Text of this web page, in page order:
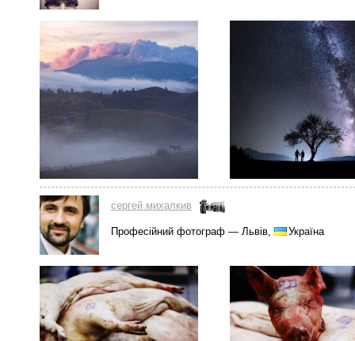
сергей михалкив
Професійний фотограф — Львів, Україна